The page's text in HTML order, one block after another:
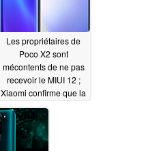
Les propriétaires de
Poco X2 sont
mécontents de ne pas
recevoir le MIUI 12 ;
Xiaomi confirme que la
mise à jour arrivera
probablement en août
mais ne fournit pas
d'ETA
07/28/2020